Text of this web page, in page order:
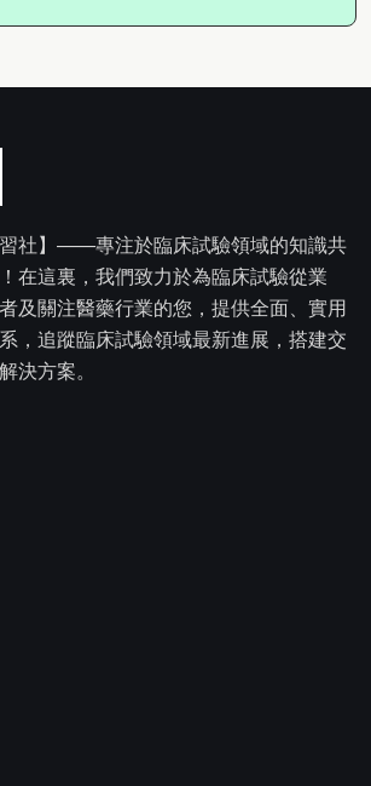
社】——專注於臨床試驗領域的知識共
在這裏，我們致力於為臨床試驗從業
及關注醫藥行業的您，提供全面、實用
，追蹤臨床試驗領域最新進展，搭建交
決方案。